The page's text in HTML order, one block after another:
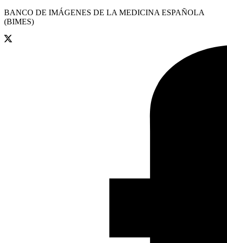
BANCO DE IMÁGENES DE LA MEDICINA ESPAÑOLA
(BIMES)